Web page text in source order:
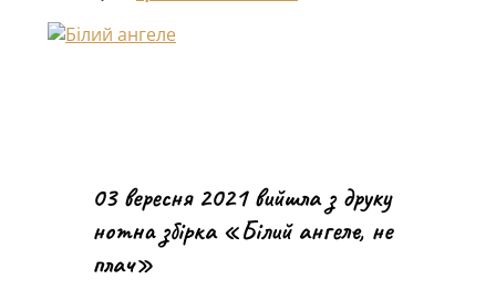
03 вересня 2021 вийшла з друку
нотна збірка «Білий ангеле, не
плач»